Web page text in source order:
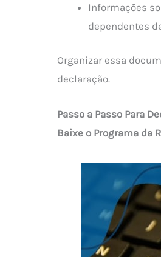
Informações
dependentes
Organizar essa
declaração.
Passo a Passo Para
Baixe o Programa da